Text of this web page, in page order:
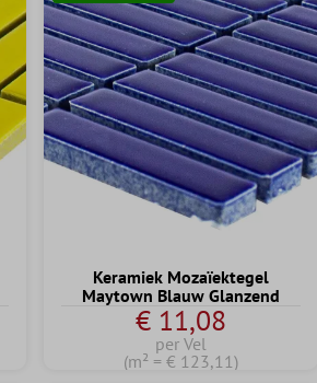
Keramiek Mozaïektegel
Maytown Blauw Glanzend
€ 11,08
per Vel
(m² = € 123,11)